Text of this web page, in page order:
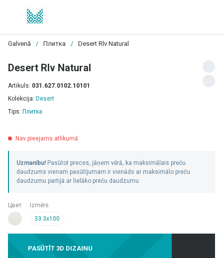
Galvenā / Плитка / Desert Rlv Natural
Desert Rlv Natural
Artikuls: 031.627.0102.10101
Kolekcija: Desert
Tips: Плитка
Nav pieejams atlikumā
Uzmanību! Pasūtot preces, jāņem vērā, ka maksimālais preču
daudzums vienam pasūtījumam ir vienāds ar maksimālo preču
daudzumu partijā ar lielāko preču daudzumu
Цвет
Izmērs
33.3x100
PASŪTĪT 3D DIZAINU